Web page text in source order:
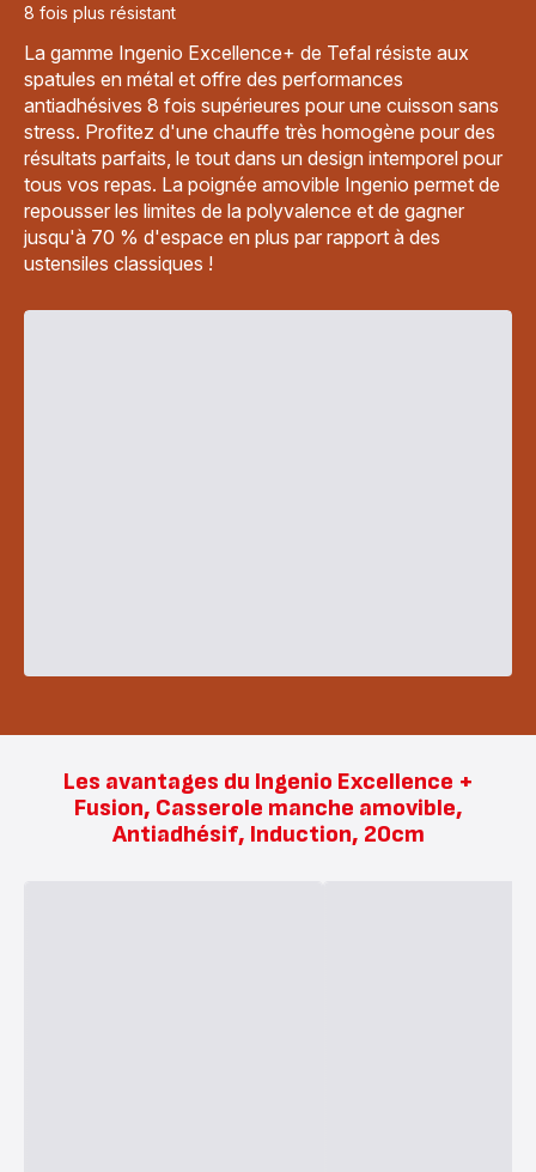
8 fois plus résistant
La gamme Ingenio Excellence+ de Tefal résiste aux
spatules en métal et offre des performances
antiadhésives 8 fois supérieures pour une cuisson sans
stress. Profitez d'une chauffe très homogène pour des
résultats parfaits, le tout dans un design intemporel pour
tous vos repas. La poignée amovible Ingenio permet de
repousser les limites de la polyvalence et de gagner
jusqu'à 70 % d'espace en plus par rapport à des
ustensiles classiques !
Les avantages du Ingenio Excellence +
Fusion, Casserole manche amovible,
Antiadhésif, Induction, 20cm